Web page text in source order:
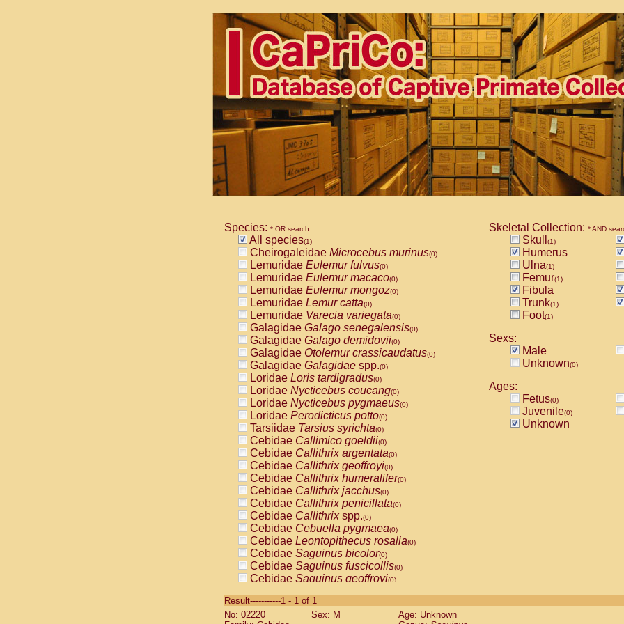
Species: * OR search
All species(1)
Cheirogaleidae Microcebus murinus(0)
Lemuridae Eulemur fulvus(0)
Lemuridae Eulemur macaco(0)
Lemuridae Eulemur mongoz(0)
Lemuridae Lemur catta(0)
Lemuridae Varecia variegata(0)
Galagidae Galago senegalensis(0)
Galagidae Galago demidovii(0)
Galagidae Otolemur crassicaudatus(0)
Galagidae Galagidae spp.(0)
Loridae Loris tardigradus(0)
Loridae Nycticebus coucang(0)
Loridae Nycticebus pygmaeus(0)
Loridae Perodicticus potto(0)
Tarsiidae Tarsius syrichta(0)
Cebidae Callimico goeldii(0)
Cebidae Callithrix argentata(0)
Cebidae Callithrix geoffroyi(0)
Cebidae Callithrix humeralifer(0)
Cebidae Callithrix jacchus(0)
Cebidae Callithrix penicillata(0)
Cebidae Callithrixspp.(0)
Cebidae Cebuella pygmaea(0)
Cebidae Leontopithecus rosalia(0)
Cebidae Saguinus bicolor(0)
Cebidae Saguinus fuscicollis(0)
Cebidae Saguinus geoffroyi(0)
CebidaeSaguinus labiatus(0)
Cebidae Saguinus leucopus (0)
Skeletal Collection: * AND
Skull (1)
Humerus
Ulna(1)
Femur(1)
Fibula
Trunk(1)
Foot(1)
Sexs:
Male
Unknown(0)
Ages:
Fetus(0)
Juvenile(0)
Unknown
Result-----------1 - 1 of 1
No: 02220
Sex: M
Age: Unknown